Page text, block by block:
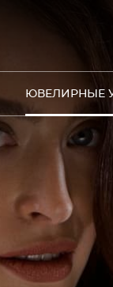
ЮВЕЛИРНЫЕ